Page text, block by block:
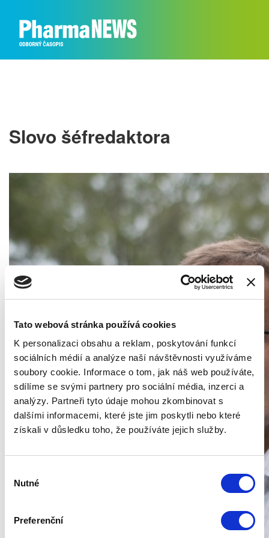
Tato webová stránka používá cookies
K personalizaci obsahu a reklam, poskytování funkcí
sociálních médií a analýze naší návštěvnosti využíváme
soubory cookie. Informace o tom, jak náš web používáte,
sdílíme se svými partnery pro sociální média, inzerci a
analýzy. Partneři tyto údaje mohou zkombinovat s
dalšími informacemi, které jste jim poskytli nebo které
získali v důsledku toho, že používáte jejich služby.
souhlasu
Nutné
Preferenční
Slovo šéfredaktora